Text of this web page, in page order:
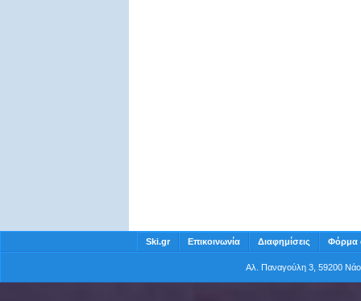
Ski.gr Επικοινωνία Διαφημίσεις Φόρμα
Αλ. Παναγούλη 3, 59200